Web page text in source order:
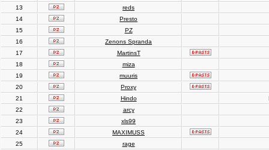
13
reds
14
Presto
15
PZ
16
Zenons Spranda
17
MartinsT
18
miza
19
muuris
20
Proxy
21
Hindo
22
arcy
23
xls99
24
MAXIMUSS
25
rage